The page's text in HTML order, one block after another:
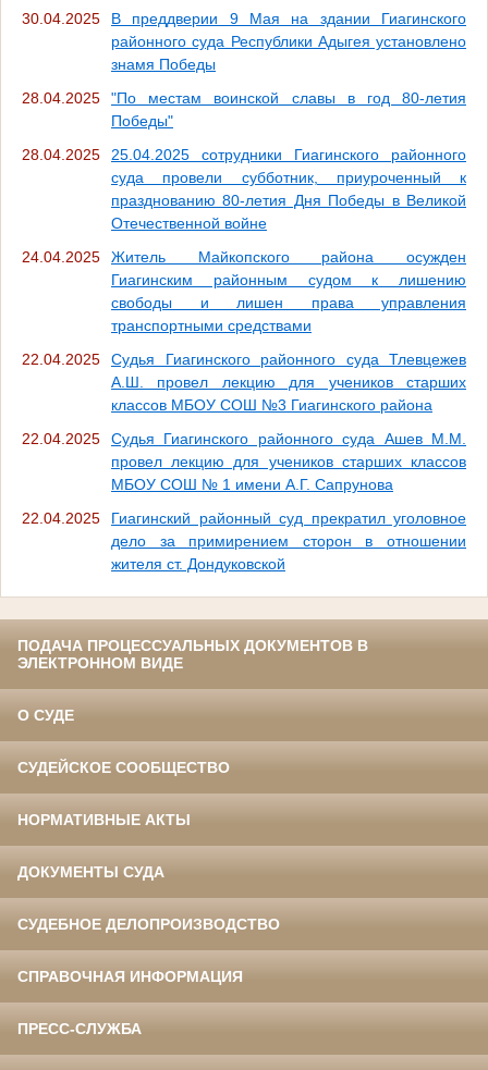
30.04.2025
В преддверии 9 Мая на здании Гиагинского
районного суда Республики Адыгея установлено
знамя Победы
28.04.2025
"По местам воинской славы в год 80-летия
Победы"
28.04.2025
25.04.2025 сотрудники Гиагинского районного
суда провели субботник, приуроченный к
празднованию 80-летия Дня Победы в Великой
Отечественной войне
24.04.2025
Житель Майкопского района осужден
Гиагинским районным судом к лишению
свободы и лишен права управления
транспортными средствами
22.04.2025
Судья Гиагинского районного суда Тлевцежев
А.Ш. провел лекцию для учеников старших
классов МБОУ СОШ №3 Гиагинского района
22.04.2025
Судья Гиагинского районного суда Ашев М.М.
провел лекцию для учеников старших классов
МБОУ СОШ № 1 имени А.Г. Сапрунова
22.04.2025
Гиагинский районный суд прекратил уголовное
дело за примирением сторон в отношении
жителя ст. Дондуковской
ПОДАЧА ПРОЦЕССУАЛЬНЫХ ДОКУМЕНТОВ В
ЭЛЕКТРОННОМ ВИДЕ
О СУДЕ
СУДЕЙСКОЕ СООБЩЕСТВО
НОРМАТИВНЫЕ АКТЫ
ДОКУМЕНТЫ СУДА
СУДЕБНОЕ ДЕЛОПРОИЗВОДСТВО
СПРАВОЧНАЯ ИНФОРМАЦИЯ
ПРЕСС-СЛУЖБА